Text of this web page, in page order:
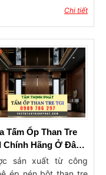
gian. Điều này
chỉ giúp tiết kiệm
mà còn đảm bảo
hàng ổn định, mẫu
cập nhật theo xu
Trong bài viết này,
tôi sẽ giới thiệu đến
địa chỉ tổng kho vật
trí nội thất Bà Rịa
Tàu uy tín, chuyên
cấp đầy đủ các
chỉ, sàn nhựa, nẹp
Chi tiết
Tấm Ốp Than Tre
Chính Hãng Ở Đâu
Bà Rịa Vũng Tàu
sản xuất từ công